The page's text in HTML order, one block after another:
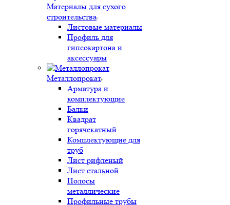
Материалы для сухого
строительства
Листовые материалы
Профиль для
гипсокартона и
аксессуары
Металлопрокат
Арматура и
комплектующие
Балки
Квадрат
горячекатный
Комплектующие для
труб
Лист рифленый
Лист стальной
Полосы
металлические
Профильные трубы